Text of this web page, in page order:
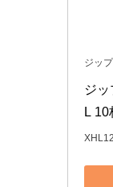
ジッ
ジ
L 10